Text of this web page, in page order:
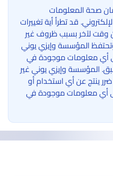
صحة المعلومات
قد تطرأ أية تغييرات
وقت لآخر بسبب ظروف غير
المؤسسة وإيزي يوني
أي معلومات موجودة في
المؤسسة وإيزي يوني غير
ينتج عن أي استخدام أو
أي معلومات موجودة في